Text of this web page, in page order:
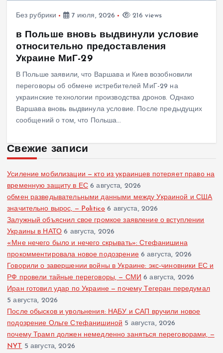
Без рубрики 7 июля, 2026 216 views
в Польше вновь выдвинули условие
относительно предоставления
Украине МиГ-29
В Польше заявили, что Варшава и Киев возобновили
переговоры об обмене истребителей МиГ-29 на
украинские технологии производства дронов. Однако
Варшава вновь выдвинула условие. После предыдущих
сообщений о том, что Польша…
Свежие записи
Усиление мобилизации — кто из украинцев потеряет право на
временную защиту в ЕС 6 августа, 2026
обмен разведывательными данными между Украиной и США
значительно вырос, — Politico 6 августа, 2026
Залужный объяснил свое громкое заявление о вступлении
Украины в НАТО 6 августа, 2026
«Мне нечего было и нечего скрывать»: Стефанишина
прокомментировала новое подозрение 6 августа, 2026
Говорили о завершении войны в Украине: экс-чиновники ЕС и
РФ провели тайные переговоры, — СМИ 6 августа, 2026
Иран готовил удар по Украине — почему Тегеран передумал
5 августа, 2026
После обысков и увольнения: НАБУ и САП вручили новое
подозрение Ольге Стефанишиной 5 августа, 2026
почему Трамп должен немедленно заняться переговорами, —
NYT 5 августа, 2026